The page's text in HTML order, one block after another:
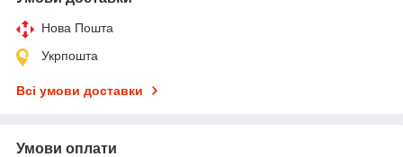
Нова Пошта
Укрпошта
Всі умови доставки
Умови оплати